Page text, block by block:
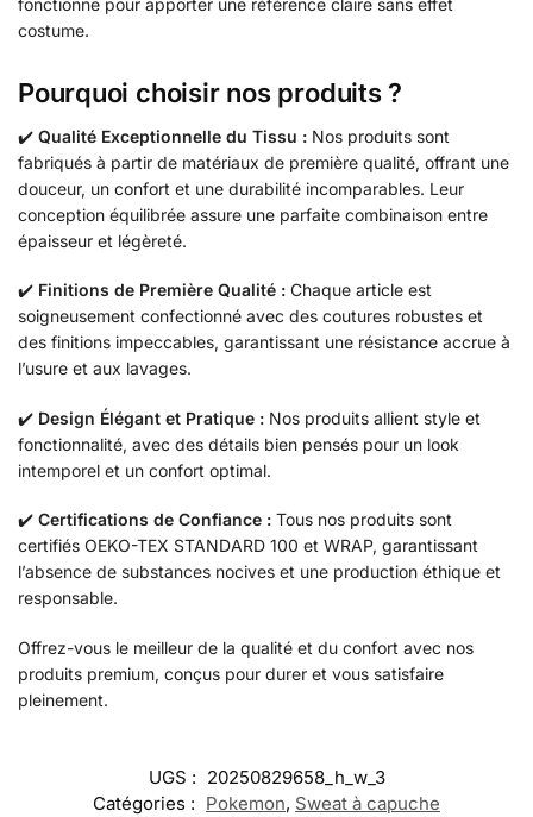
costume.
Pourquoi choisir nos produits ?
✔️ Qualité Exceptionnelle du Tissu : Nos produits sont
fabriqués à partir de matériaux de première qualité, offrant une
douceur, un confort et une durabilité incomparables. Leur
conception équilibrée assure une parfaite combinaison entre
épaisseur et légèreté.
✔️ Finitions de Première Qualité : Chaque article est
soigneusement confectionné avec des coutures robustes et
des finitions impeccables, garantissant une résistance accrue à
l’usure et aux lavages.
✔️ Design Élégant et Pratique : Nos produits allient style et
fonctionnalité, avec des détails bien pensés pour un look
intemporel et un confort optimal.
✔️ Certifications de Confiance : Tous nos produits sont
certifiés OEKO-TEX STANDARD 100 et WRAP, garantissant
l’absence de substances nocives et une production éthique et
responsable.
Offrez-vous le meilleur de la qualité et du confort avec nos
produits premium, conçus pour durer et vous satisfaire
pleinement.
UGS : 20250829658_h_w_3
Catégories : Pokemon, Sweat à capuche